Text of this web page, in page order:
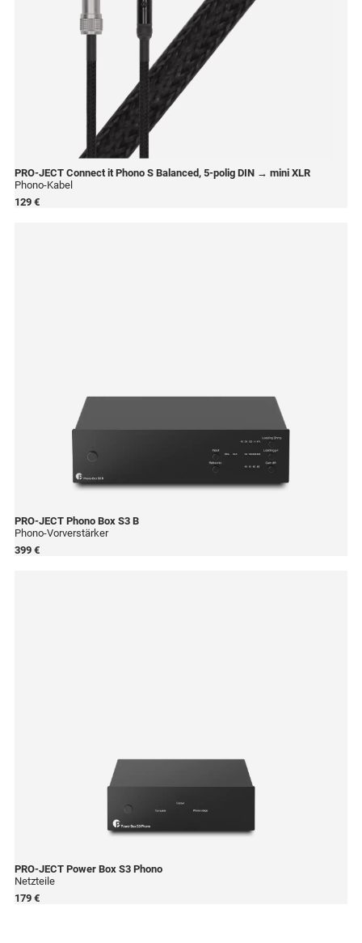
PRO-JECT Connect it Phono S Balanced, 5-polig DIN → mini XLR
Phono-Kabel
129 €
PRO-JECT Phono Box S3 B
Phono-Vorverstärker
399 €
PRO-JECT Power Box S3 Phono
Netzteile
179 €